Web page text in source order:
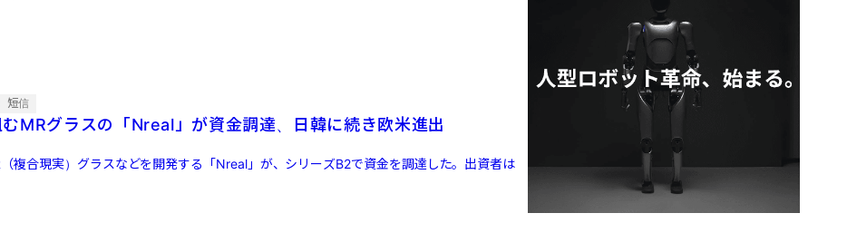
短信
MRグラスの「Nreal」が資金調達、日韓に続き欧米進出
複合現実）グラスなどを開発する「Nreal」が、シリーズB2で資金を調達した。出資者は